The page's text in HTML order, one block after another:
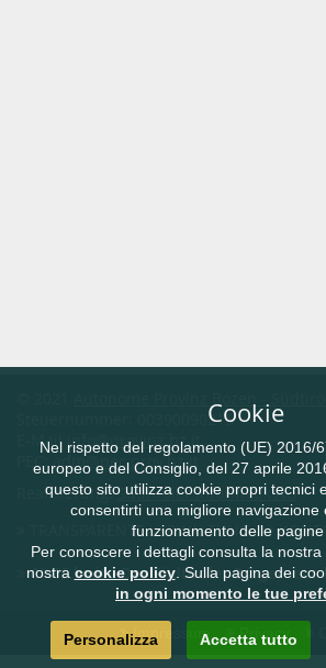
Steuernummer: 00390090215
E-Mail info@provinz.bz.it
PEC:adm@pec.prov.bz.it
Realisierung:Südtiroler Informatik AG
TRANSPARENTE VERWALTUNG
CIVIS.bz.it - Das Südtiroler Bürgernetz
Impressum Privacy
Cookie
Nel rispetto del regolamento (UE) 2016/
europeo e del Consiglio, del 27 aprile
questo sito utilizza cookie propri tecnici
consentirti una migliore navigazione
funzionamento delle pagine
Per conoscere i dettagli consulta la nostra
nostra cookie policy. Sulla pagina dei
in ogni momento le tue
Personalizza Accetta tutto